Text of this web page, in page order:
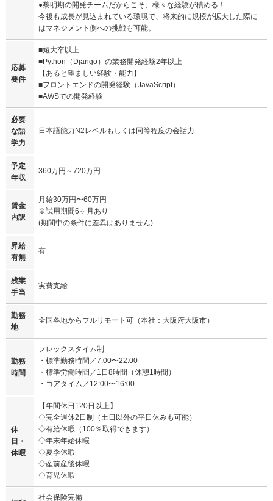
●黎明期の開発チームだからこそ、様々な経験が積める！
今後も成⻑が⾒込まれている環境で、将来的に規模が拡⼤した際に
はマネジメント側への挑戦も可能。
応募
要件
■短大卒以上
■Python（Django）の業務開発経験2年以上
【あると望ましい経験・能⼒】
■フロントエンドの開発経験（JavaScript）
■AWSでの開発経験
必要
な語
学力
日本語能力N2レベルもしくは同等程度の会話力
予定
年収
360万円～720万円
賃金
内訳
⽉給30万円〜60万円
※試⽤期間6ヶ⽉あり
(期間中の条件に差異はありません)
昇給
有無
有
残業
手当
実費支給
勤務
地
全国各地からフルリモート可（本社：大阪府大阪市）
勤務
時間
フレックスタイム制
・標準勤務時間／7:00〜22:00
・標準労働時間／1⽇8時間（休憩1時間）
・コアタイム／12:00〜16:00
休
日・
休暇
【年間休⽇120⽇以上】
◇完全週休2⽇制（⼟⽇以外の平⽇休みも可能）
◇有給休暇（100％取得できます）
◇年末年始休暇
◇夏季休暇
◇産前産後休暇
◇育児休暇
社会保険完備